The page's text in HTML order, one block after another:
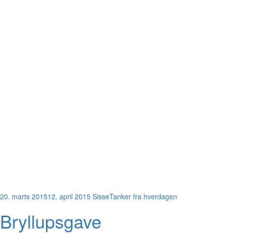
20. marts 201512. april 2015 SisseTanker fra hverdagen
Bryllupsgave